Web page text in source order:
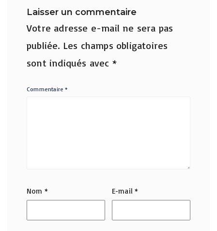
Laisser un commentaire
Votre adresse e-mail ne sera pas
publiée. Les champs obligatoires
sont indiqués avec *
Commentaire*
Nom * E-mail*